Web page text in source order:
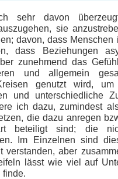
sehr davon
sie
davon, dass
dass Beziehungen
zunehmend das
und allgemein
genutzt wird, um
und unterschiedliche
ich dazu, zumindest
die dazu anregen
beteiligt sind; die
Im Einzelnen sind
verstanden, aber
lässt wie viel auf